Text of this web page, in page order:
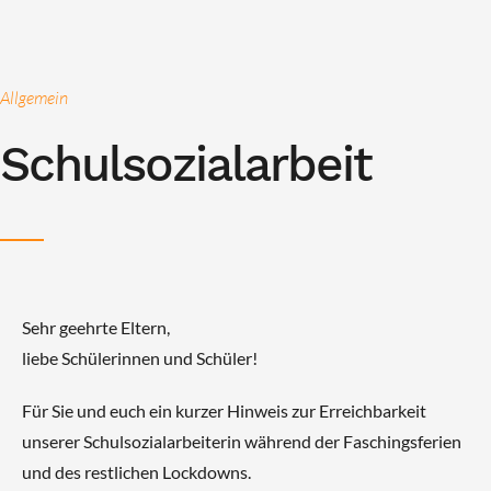
Allgemein
Schulsozialarbeit
Sehr geehrte Eltern,
liebe Schülerinnen und Schüler!
Für Sie und euch ein kurzer Hinweis zur Erreichbarkeit
unserer Schulsozialarbeiterin während der Faschingsferien
und des restlichen Lockdowns.